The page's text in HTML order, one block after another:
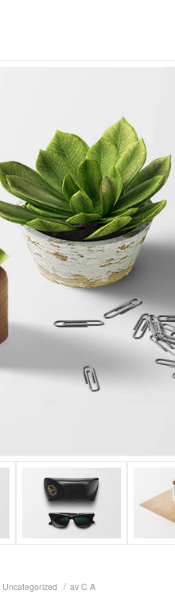
Uncategorized / av C A